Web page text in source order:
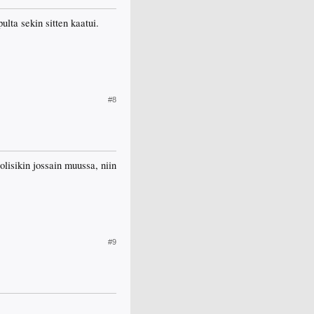
sekin sitten kaatui.
#8
jossain muussa, niin
#9